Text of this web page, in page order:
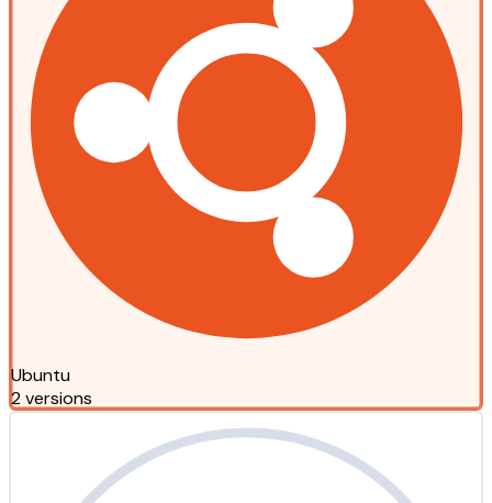
Ubuntu
2 versions